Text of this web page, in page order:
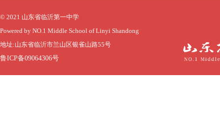
© 2021 山东省临沂第一中学
Powered by NO.1 Middle School of Linyi Shandong
地址:山东省临沂市兰山区银雀山路55号
鲁ICP备09064306号